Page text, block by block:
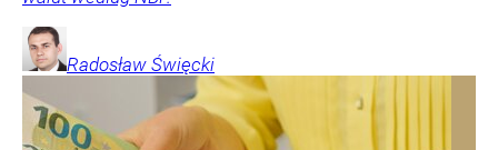
Radosław Święcki